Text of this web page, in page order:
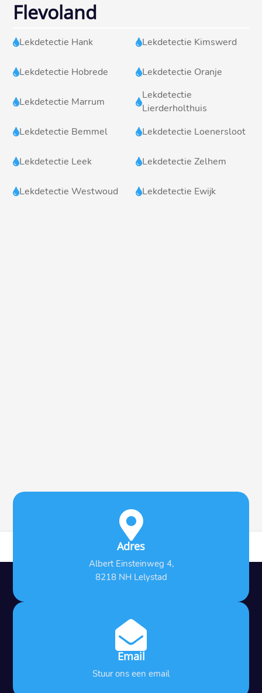
Flevoland
Lekdetectie Hank Lekdetectie Kimswerd
Lekdetectie Hobrede Lekdetectie Oranje
Lekdetectie Marrum 
Lekdetectie
Lierderholthuis
Lekdetectie Bemmel Lekdetectie Loenersloot
Lekdetectie Leek Lekdetectie Zelhem
Lekdetectie Westwoud Lekdetectie Ewijk

Adres
Albert Einsteinweg 4,
8218 NH Lelystad

Email
Stuur ons een email